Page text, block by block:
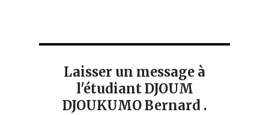
Laisser un message à
l'étudiant DJOUM
DJOUKUMO Bernard .